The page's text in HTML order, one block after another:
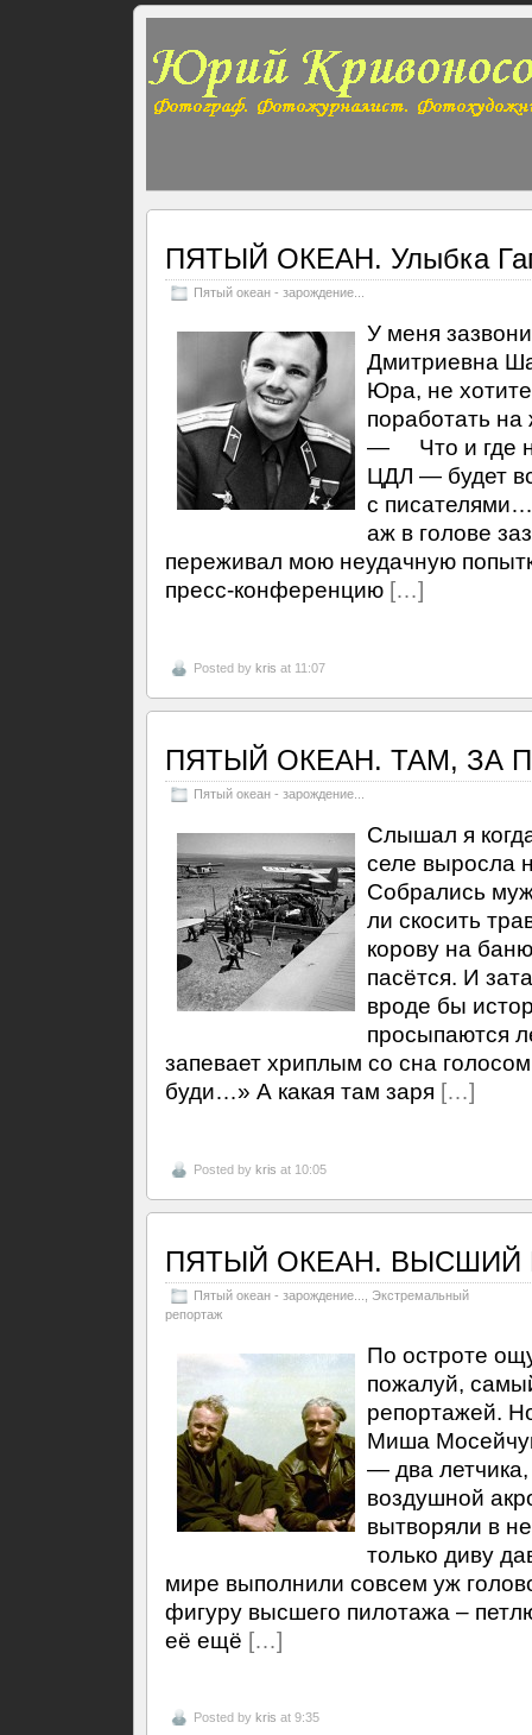
ПЯТЫЙ ОКЕАН. Улыбка
Пятый океан - зарождение...
У меня
Дмитриевна
Юра, не
поработать
— Что и где
ЦДЛ — будет
с
аж в голове
переживал мою неудачную
пресс-конференцию […]
Posted by kris at 11:07
ПЯТЫЙ ОКЕАН. ТАМ, ЗА
Пятый океан - зарождение...
Слышал я
селе выросла
Собрались
ли скосить
корову на
пасётся. И
вроде бы
просыпаются
запевает хриплым со сна
буди…» А какая там заря […]
Posted by kris at 10:05
ПЯТЫЙ ОКЕАН. ВЫСШИЙ
Пятый океан - зарождение...
Экстремальный
репортаж
По остроте
пожалуй,
репортажей.
Миша
— два летчика,
воздушной
вытворяли в
только диву
мире выполнили совсем уж
фигуру высшего пилотажа –
её ещё […]
Posted by kris at 9:35